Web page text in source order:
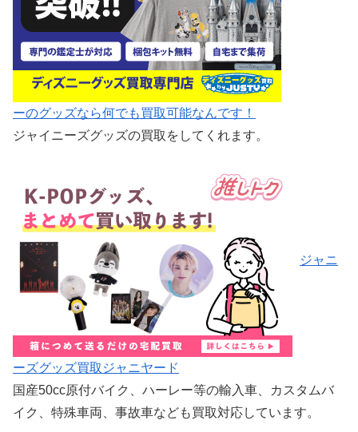
ーのグッズなら何でも買取可能なんです！
ジャイニーズグッズの買取をしてくれます。
ジャニ
ーズグッズ買取ジャニヤード
国産50cc原付バイク、ハーレー等の輸入車、カスタムバ
イク、特殊車両、事故車なども買取対応しています。